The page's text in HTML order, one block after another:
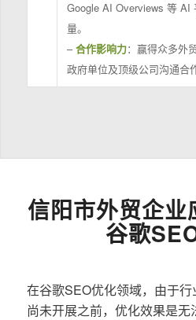
Google AI Overviews 等 AI
量。
–合作影响力：赢得众多外
政府单位及顶级公司沟通合
信阳市外贸企
谷歌
在谷歌SEO优化领域，由于
尚未开展之前，优化效果是